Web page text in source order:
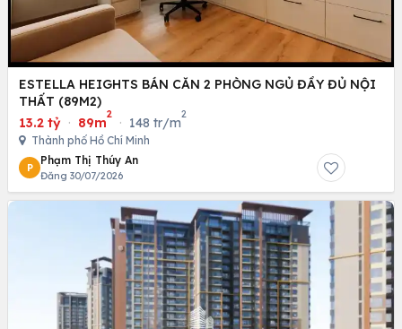
ESTELLA HEIGHTS BÁN CĂN 2 PHÒNG NGỦ ĐẦY ĐỦ NỘI
THẤT (89M2)
13.2 tỷ · 89m
2
· 148 tr/m
2
Thành phố Hồ Chí Minh
P
Phạm Thị Thúy An
Đăng 30/07/2026